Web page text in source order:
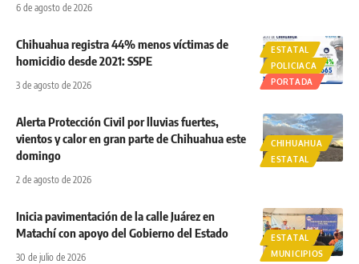
6 de agosto de 2026
ESTATAL
POLICIACA
PORTADA
Chihuahua registra 44% menos víctimas de
homicidio desde 2021: SSPE
3 de agosto de 2026
CHIHUAHUA
ESTATAL
Alerta Protección Civil por lluvias fuertes,
vientos y calor en gran parte de Chihuahua este
domingo
2 de agosto de 2026
ESTATAL
MUNICIPIOS
Inicia pavimentación de la calle Juárez en
Matachí con apoyo del Gobierno del Estado
30 de julio de 2026